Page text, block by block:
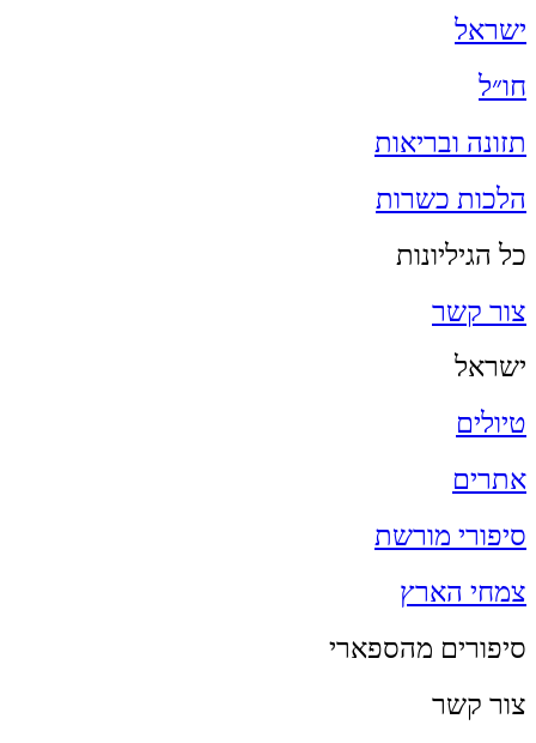
ישראל
חו״ל
תזונה ובריאות
הלכות כשרות
כל הגיליונות
צור קשר
ישראל
טיולים
אתרים
סיפורי מורשת
צמחי הארץ
סיפורים מהספארי
צור קשר